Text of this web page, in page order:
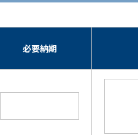
必要納期